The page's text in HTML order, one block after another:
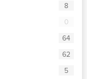
8
0
64
62
5